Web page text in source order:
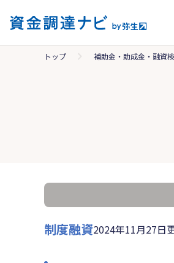
トップ 補助金・助成金・融資
制度融資2024年11月27日